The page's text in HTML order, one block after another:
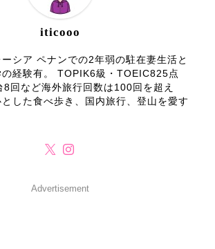
iticooo
シア ペナンでの2年弱の駐在妻生活と
の経験有。 TOPIK6級・TOEIC825点
回など海外旅行回数は100回を超え
した食べ歩き、国内旅行、登山を愛す
Advertisement